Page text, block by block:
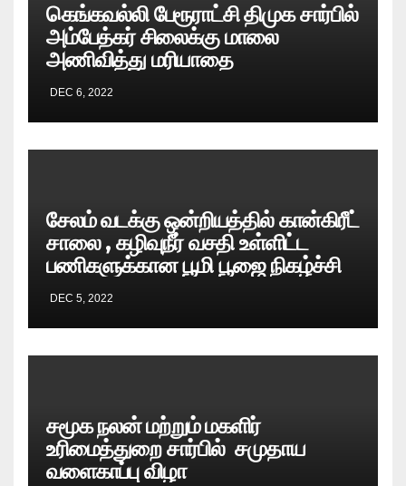
கெங்கவல்லி பேரூராட்சி திமுக சார்பில்
அம்பேத்கர் சிலைக்கு மாலை
அணிவித்து மரியாதை
DEC 6, 2022
சேலம் வடக்கு ஒன்றியத்தில் கான்கிரீட்
சாலை , கழிவுநீர் வசதி உள்ளிட்ட
பணிகளுக்கான பூமி பூஜை நிகழ்ச்சி
DEC 5, 2022
சமூக நலன் மற்றும் மகளிர்
உரிமைத்துறை சார்பில் சமுதாய
வளைகாப்பு விழா